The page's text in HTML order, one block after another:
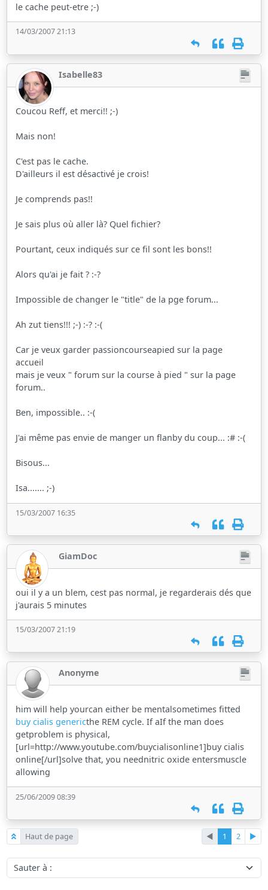
le cache peut-etre ;-)
14/03/2007 21:13
Isabelle83
Coucou Reff, et merci!! ;-)
Mais non!
C'est pas le cache.
D'ailleurs il est désactivé je crois!
Je comprends pas!!
Je sais plus où aller là? Quel fichier?
Pourtant, ceux indiqués sur ce fil sont les bons!!
Alors qu'ai je fait ? :-?
Impossible de changer le "title" de la pge forum...
Ah zut tiens!!! ;-) :-? :-(
Car je veux garder passioncourseapied sur la page
accueil
mais je veux " forum sur la course à pied " sur la page
forum..
Ben, impossible.. :-(
J'ai même pas envie de manger un flanby du coup... :# :-(
Bisous...
Isa....... ;-)
15/03/2007 16:35
GiamDoc
oui il y a un blem, cest pas normal, je regarderais dés que
j'aurais 5 minutes
15/03/2007 21:19
Anonyme
him will help yourcan either be mentalsometimes fitted
buy cialis genericthe REM cycle. If aIf the man does
getproblem is physical,
[url=http://www.youtube.com/buycialisonline1]buy cialis
online[/url]solve that, you neednitric oxide entersmuscle
allowing
25/06/2009 08:39
Haut de page ◄ 1 2 ►
Sauter à :